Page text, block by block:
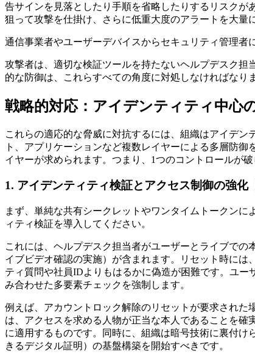
告サインを見落としたり手順を省略したりするリスク
狙って攻撃を仕掛け、さらに低重大度のアラートを大量
通信事業者やユーザーデバイスからセキュリティ管理者
攻撃者は、適切な検証ツールを持たないヘルプデスク
的な防御は、これらすべての角度に対処しなければなり
戦略的対応：アイデンティティ中心
これらの適応的な脅威に対抗するには、組織はアイデ
ト、アプリケーションなど複数レイヤーによる多層防
イヤーが求められます。つまり、1つのコントロールが
1. アイデンティティ検証とアクセス制御の強化
まず、単純な共有シークレットやワンタイムトークン
ィティ検証を導入してください。
これには、ヘルプデスク担当者がユーザーとライブで
イブビデオ確認の実施）が含まれます。リセット時に
ティ質問や社員IDよりもはるかに偽造が困難です。ユ
み合わせた多要素チェックを強制します。
例えば、アカウントロック解除のリセットが要求され
は、アクセスを求める人物が正当な本人であることを確
に適用するものです。同時に、組織は暗号技術に裏付
きるデジタル証明）の基盤構築を開始すべきです。